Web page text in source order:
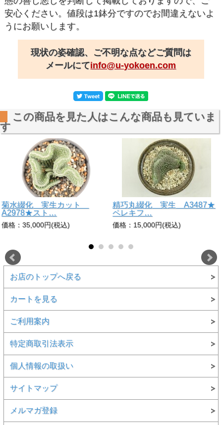
安心ください。値段は1鉢分ですのでお間違えないよ
うにお願いします。
現状の姿確認、ご不明な点などご質問は
メールにてinfo@u-yokoen.com
この商品を見た人はこんな商品も見ていま
す
菊水綴化 実生カット
A2978★スト…
価格：35,000円(税込)
精巧丸綴化 実生 A3487★
ペレキフ…
価格：15,000円(税込)
お店のトップへ戻る
カートを見る
ご利用案内
特定商取引法表示
個人情報の取扱い
サイトマップ
メルマガ登録